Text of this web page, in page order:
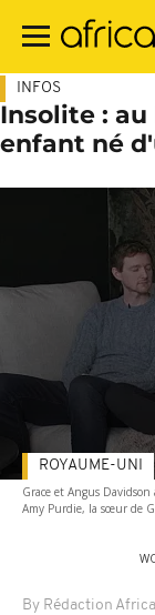
contenu
INFOS
Insolite :
enfant né
Grace et Angus
Amy Purdie, la sœur de
By Rédaction
ROYAUME-UNI